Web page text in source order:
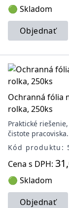
🟢 Skladom
Objednať
Ochranná fólia
rolka, 250ks
Praktické
čistote pracoviska.
Kód produktu:
Cena s DPH:
🟢 Skladom
Objednať